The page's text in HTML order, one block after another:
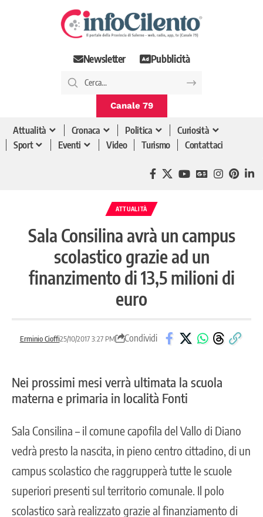
Newsletter Pubblicità
Canale 79
Attualità Cronaca Politica
Curiosità
Sport
Eventi Video Turismo Contattaci
ATTUALITÀ
Sala Consilina avrà un campus
scolastico grazie ad un
finanzimento di 13,5 milioni di
euro
Erminio Cioffi25/10/2017 3:27 PM Condividi
Nei prossimi mesi verrà ultimata la scuola
materna e primaria in località Fonti
Sala Consilina – il comune capofila del Vallo di Diano
vedrà presto la nascita, in pieno centro cittadino, di un
campus scolastico che raggrupperà tutte le scuole
superiori presenti sul territorio comunale. Il polo
scolastico sarà realizzato grazie al finanziamento di